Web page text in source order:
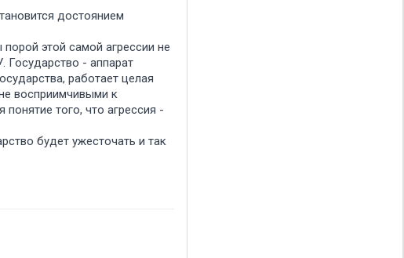
достоянием
этой самой агрессии не
Государство - аппарат
работает целая
восприимчивыми к
того, что агрессия -
будет ужесточать и так